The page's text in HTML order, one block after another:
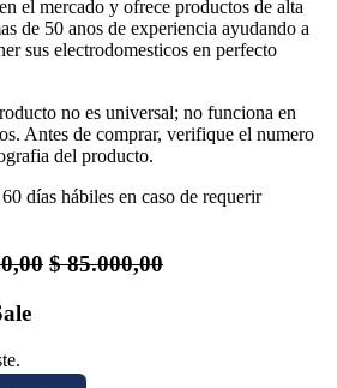
el mercado y ofrece productos de alta
de 50 anos de experiencia ayudando a
sus electrodomesticos en perfecto
no es universal; no funciona en
Antes de comprar, verifique el numero
del producto.
días hábiles en caso de requerir
$85.000,00